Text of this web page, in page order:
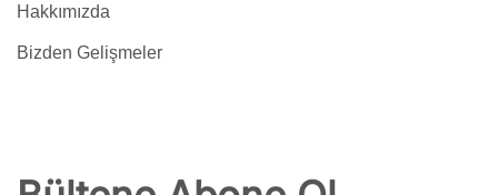
Hakkımızda
Bizden Gelişmeler